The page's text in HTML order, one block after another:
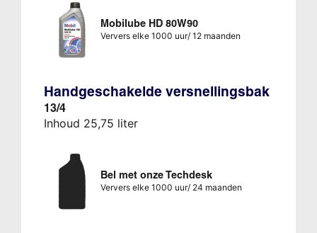
Mobilube HD 80W90
Ververs elke 1000 uur/ 12 maanden
Handgeschakelde versnellingsbak
13/4
Inhoud 25,75 liter
Bel met onze Techdesk
Ververs elke 1000 uur/ 24 maanden